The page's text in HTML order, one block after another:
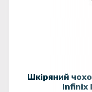
Шкіряний
Infinix